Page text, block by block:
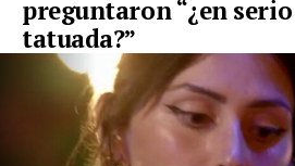
preguntaron “¿en
tatuada?”